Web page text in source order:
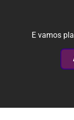
E vamos